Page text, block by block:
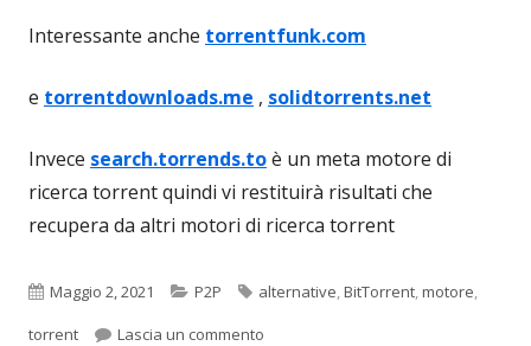
Interessante anche torrentfunk.com
e torrentdownloads.me , solidtorrents.net
Invece search.torrends.toè un meta motore di
ricerca torrent quindi vi restituirà risultati che
recupera da altri motori di ricerca torrent
Pubblicato
Maggio 2, 2021 Categorie
P2P Tag
alternative,BitTorrent,motore,
torrent
Lascia un commento